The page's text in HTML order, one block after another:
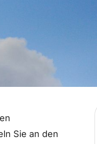
Sie an den